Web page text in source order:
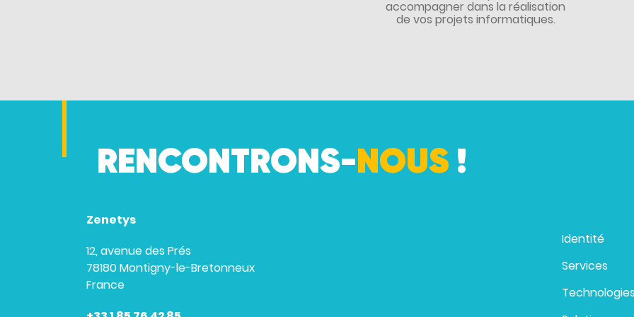
accompagner dans la réalisation
de vos projets informatiques.
RENCONTRONS-NOUS !
Zenetys
12, avenue des Prés
78180 Montigny-le-Bretonneux
France
Identité
Services